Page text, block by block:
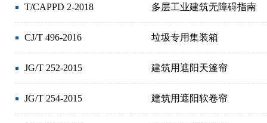
T/CAPPD 2-2018 多层工业建筑无障碍指南
CJ/T 496-2016 垃圾专用集装箱
JG/T 252-2015 建筑用遮阳天篷帘
JG/T 254-2015 建筑用遮阳软卷帘